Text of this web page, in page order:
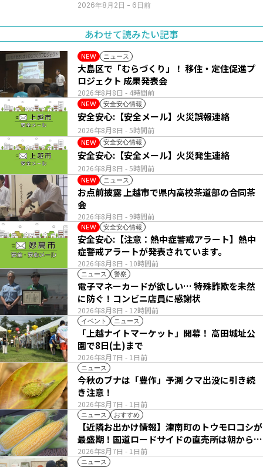
2026年8月2日 - 6日前
あわせて読みたい記事
NEW ニュース
2026年8月8日 - 4時間前
大島区で「むらづくり」！ 移住・定住促進プ
ロジェクト 成果発表会
NEW 安全安心情報
2026年8月8日 - 5時間前
安全安心:【安全メール】火災誤報連絡
NEW 安全安心情報
2026年8月8日 - 5時間前
安全安心:【安全メール】火災発生連絡
NEW ニュース
2026年8月8日 - 9時間前
お点前披露 上越市で県内高校茶道部の合同茶
会
NEW 安全安心情報
2026年8月8日 - 10時間前
安全安心:【注意：熱中症警戒アラート】熱中
症警戒アラートが発表されています。
ニュース 警察
2026年8月8日 - 12時間前
電子マネーカードが欲しい… 特殊詐欺を未然
に防ぐ！コンビニ店員に感謝状
イベント ニュース
2026年8月7日 - 1日前
「上越ナイトマーケット」開幕！ 高田城址公
園で8日(土)まで
ニュース
2026年8月7日 - 1日前
今秋のブナは「豊作」予測 クマ出没に引き続
き注意！
ニュース おすすめ
2026年8月7日 - 1日前
【近隣お出かけ情報】津南町のトウモロコシが
最盛期！国道ロードサイドの直売所は朝から長
い列
ニュース